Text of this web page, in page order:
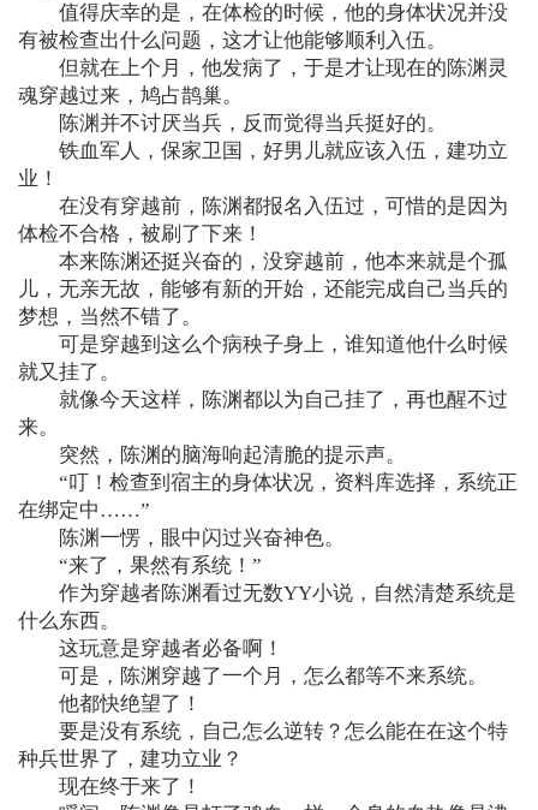
值得庆幸的是，在体检的时候，他的身体状况并没
有被检查出什么问题，这才让他能够顺利入伍。
但就在上个月，他发病了，于是才让现在的陈渊灵
魂穿越过来，鸠占鹊巢。
陈渊并不讨厌当兵，反而觉得当兵挺好的。
铁血军人，保家卫国，好男儿就应该入伍，建功立
业！
在没有穿越前，陈渊都报名入伍过，可惜的是因为
体检不合格，被刷了下来！
本来陈渊还挺兴奋的，没穿越前，他本来就是个孤
儿，无亲无故，能够有新的开始，还能完成自己当兵的
梦想，当然不错了。
可是穿越到这么个病秧子身上，谁知道他什么时候
就又挂了。
就像今天这样，陈渊都以为自己挂了，再也醒不过
来。
突然，陈渊的脑海响起清脆的提示声。
“叮！检查到宿主的身体状况，资料库选择，系统正
在绑定中……”
陈渊一愣，眼中闪过兴奋神色。
“来了，果然有系统！”
作为穿越者陈渊看过无数YY小说，自然清楚系统是
什么东西。
这玩意是穿越者必备啊！
可是，陈渊穿越了一个月，怎么都等不来系统。
他都快绝望了！
要是没有系统，自己怎么逆转？怎么能在在这个特
种兵世界了，建功立业？
现在终于来了！